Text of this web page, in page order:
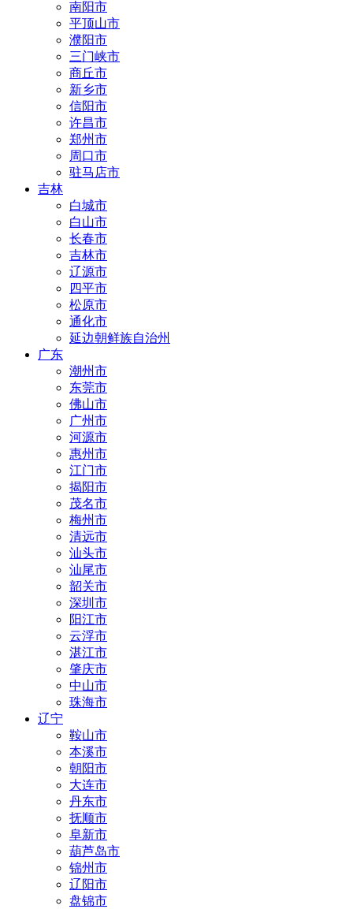
南阳市
平顶山市
濮阳市
三门峡市
商丘市
新乡市
信阳市
许昌市
郑州市
周口市
驻马店市
吉林
白城市
白山市
长春市
吉林市
辽源市
四平市
松原市
通化市
延边朝鲜族自治州
广东
潮州市
东莞市
佛山市
广州市
河源市
惠州市
江门市
揭阳市
茂名市
梅州市
清远市
汕头市
汕尾市
韶关市
深圳市
阳江市
云浮市
湛江市
肇庆市
中山市
珠海市
辽宁
鞍山市
本溪市
朝阳市
大连市
丹东市
抚顺市
阜新市
葫芦岛市
锦州市
辽阳市
盘锦市